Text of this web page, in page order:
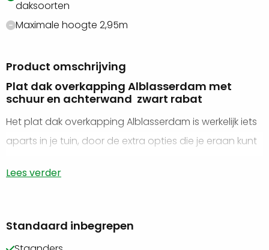
daksoorten
Maximale hoogte 2,95m
Product omschrijving
Plat dak overkapping Alblasserdam met
schuur en achterwand zwart rabat
Het plat dak overkapping Alblasserdam is werkelijk iets
aparts in je tuin, door de extra opties die je eraan kunt
eigen stijl maken. Een echte overkapping van Outdoor
functionaliteit. De combinatie tussen de zwarte
rabatplanken en de blanke staanders ontstaat er een
Lees verder
Standaard inbegrepen